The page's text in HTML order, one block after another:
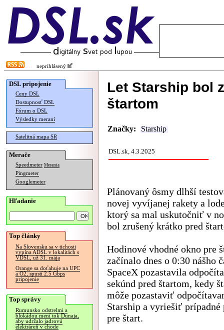
neprihlásený
DSL pripojenie
Ceny DSL
Dostupnosť DSL
Fórum o DSL
Výsledky meraní
Satelitná mapa SR
Merače
Speedmeter Merania
Pingmeter
Googlemeter
Hľadanie
Top články
Na Slovensku sa v tichosti
vypína ADSL v lokalitách s
VDSL, už 31. mája
Orange sa doťahuje na UPC
a O2, spustí 2.5 Gbps
pripojenie
Top správy
Rumunsko odstrelmi a
blokádou mení tok Dunaja,
aby udržalo jadrovú
elektráreň v chode
Let Starship bol
štartom
Značky: Starship
DSL.sk, 4.3.2025
Plánovaný ôsmy dlhší
novej vyvíjanej rakety a
ktorý sa mal uskutočniť v
bol zrušený krátko pred
Hodinové vhodné okno pre
začínalo dnes o 0:30 nášho
SpaceX pozastavila
sekúnd pred štartom, kedy
môže pozastaviť
Starship a vyriešiť prípadné
pre štart.